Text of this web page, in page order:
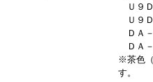
Ｕ９Ｄ
Ｕ９Ｄ
ＤＡ－
ＤＡ－
※茶色
す。